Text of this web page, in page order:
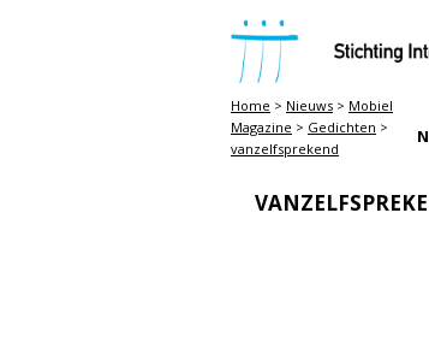
STICHTING
Home > Nieuws > Mobiel
Magazine > Gedichten >
vanzelfsprekend